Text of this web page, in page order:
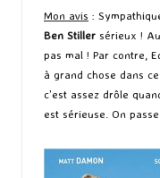
Mon avis :
Ben Stiller sérieux !
pas mal ! Par contre,
à grand chose dans
c’est assez drôle
est sérieuse. On